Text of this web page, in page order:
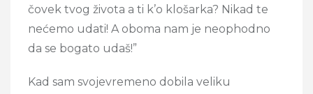
čovek tvog života a ti k’o klošarka? Nikad te
nećemo udati! A oboma nam je neophodno
da se bogato udaš!”
Kad sam svojevremeno dobila veliku